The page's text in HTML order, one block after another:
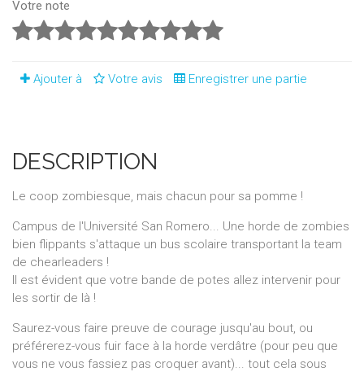
Votre note
Ajouter à Votre avis Enregistrer une partie
DESCRIPTION
Le coop zombiesque, mais chacun pour sa pomme !
Campus de l'Université San Romero... Une horde de zombies
bien flippants s'attaque un bus scolaire transportant la team
de chearleaders !
Il est évident que votre bande de potes allez intervenir pour
les sortir de là !
Saurez-vous faire preuve de courage jusqu'au bout, ou
préférerez-vous fuir face à la horde verdâtre (pour peu que
vous ne vous fassiez pas croquer avant)... tout cela sous